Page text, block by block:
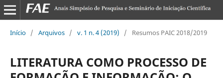
Início / Arquivos / v. 1 n. 4 (2019) / Resumos PAIC 2018/2019
LITERATURA COMO PROCESSO DE